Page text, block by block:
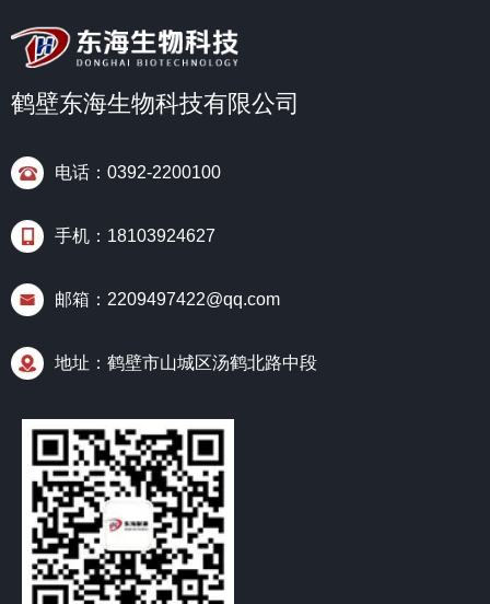
鹤壁东海生物科技有限公司
电话：0392-2200100
手机：18103924627
邮箱：2209497422@qq.com
地址：鹤壁市山城区汤鹤北路中段